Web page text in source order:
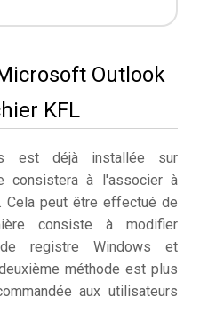
Outlook
KFL
est déjà installée sur
consistera à l'associer à
. Cela peut être effectué de
consiste à modifier
registre Windows et
méthode est plus
aux utilisateurs